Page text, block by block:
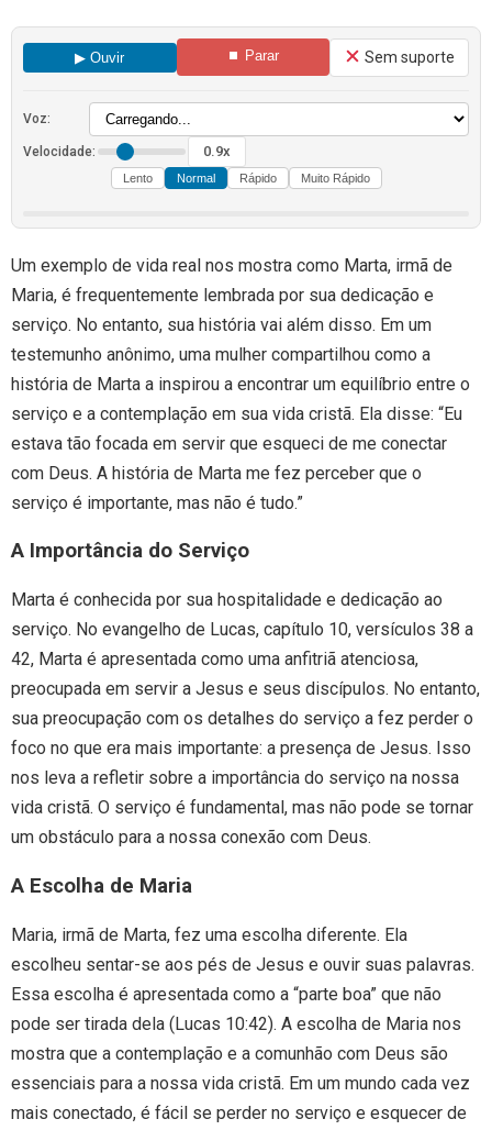
▶ Ouvir ⏹ Parar Sem suporte
Voz:
Velocidade: 0.9x
Lento Normal Rápido Muito Rápido
Um exemplo de vida real nos mostra como Marta, irmã de
Maria, é frequentemente lembrada por sua dedicação e
serviço. No entanto, sua história vai além disso. Em um
testemunho anônimo, uma mulher compartilhou como a
história de Marta a inspirou a encontrar um equilíbrio entre o
serviço e a contemplação em sua vida cristã. Ela disse: “Eu
estava tão focada em servir que esqueci de me conectar
com Deus. A história de Marta me fez perceber que o
serviço é importante, mas não é tudo.”
A Importância do Serviço
Marta é conhecida por sua hospitalidade e dedicação ao
serviço. No evangelho de Lucas, capítulo 10, versículos 38 a
42, Marta é apresentada como uma anfitriã atenciosa,
preocupada em servir a Jesus e seus discípulos. No entanto,
sua preocupação com os detalhes do serviço a fez perder o
foco no que era mais importante: a presença de Jesus. Isso
nos leva a refletir sobre a importância do serviço na nossa
vida cristã. O serviço é fundamental, mas não pode se tornar
um obstáculo para a nossa conexão com Deus.
A Escolha de Maria
Maria, irmã de Marta, fez uma escolha diferente. Ela
escolheu sentar-se aos pés de Jesus e ouvir suas palavras.
Essa escolha é apresentada como a “parte boa” que não
pode ser tirada dela (Lucas 10:42). A escolha de Maria nos
mostra que a contemplação e a comunhão com Deus são
essenciais para a nossa vida cristã. Em um mundo cada vez
mais conectado, é fácil se perder no serviço e esquecer de